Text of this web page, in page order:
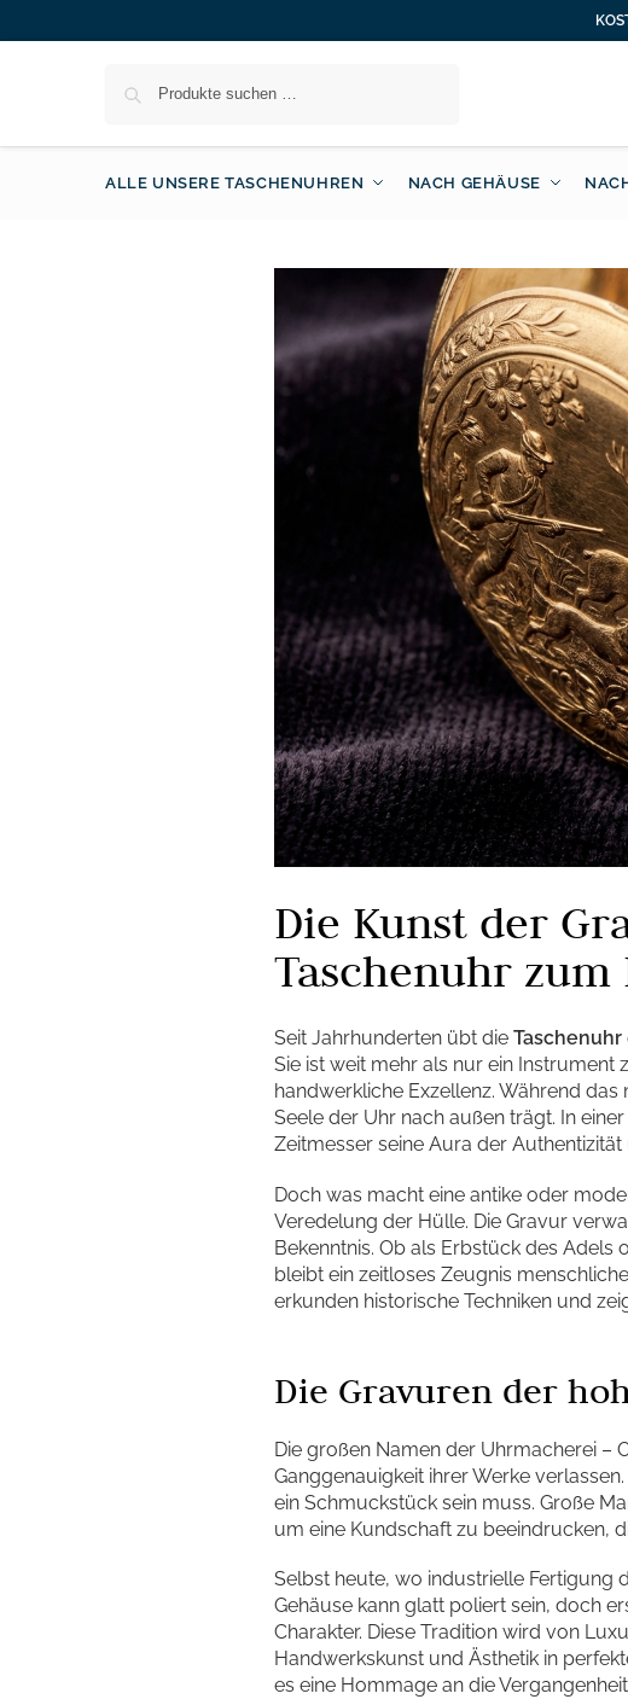
ALLE UNSERE TASCHENUHREN NACH GEHÄUSE
Die Kunst der
Taschenuhr
Seit Jahrhunderten übt dieTaschenuhr
Sie ist weit mehr als nur ein Instrument
handwerkliche Exzellenz. Während
Seele der Uhr nach außen trägt. In
Zeitmesser seine Aura der Authentizität
Doch was macht eine antike oder
Veredelung der Hülle. Die Gravur
Bekenntnis. Ob als Erbstück des
bleibt ein zeitloses Zeugnis
erkunden historische Techniken und
Die Gravuren der
Die großen Namen der Uhrmacherei –
Ganggenauigkeit ihrer Werke
ein Schmuckstück sein muss. Große
um eine Kundschaft zu beeindrucken,
Selbst heute, wo industrielle Fertigung
Gehäuse kann glatt poliert sein, doch
Charakter. Diese Tradition wird von
Handwerkskunst und Ästhetik in
es eine Hommage an die